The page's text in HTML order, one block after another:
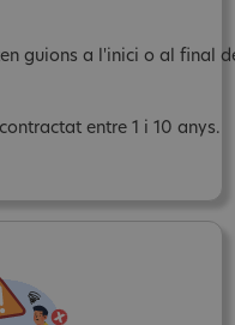
guions a l'inici o al final
entre 1 i 10 anys.